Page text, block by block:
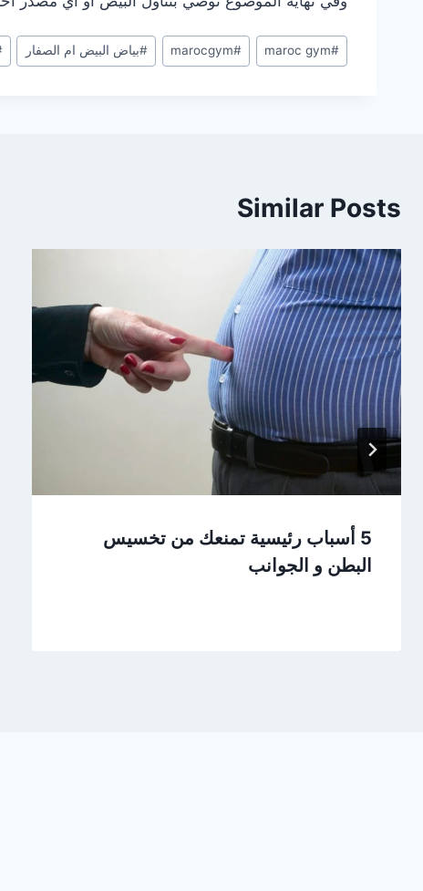
#
maroc gym
#
marocgym
#بياض البيض ام الصفار
Similar Posts
5 أسباب رئيسية تمنعك من تخسيس
البطن و الجوانب